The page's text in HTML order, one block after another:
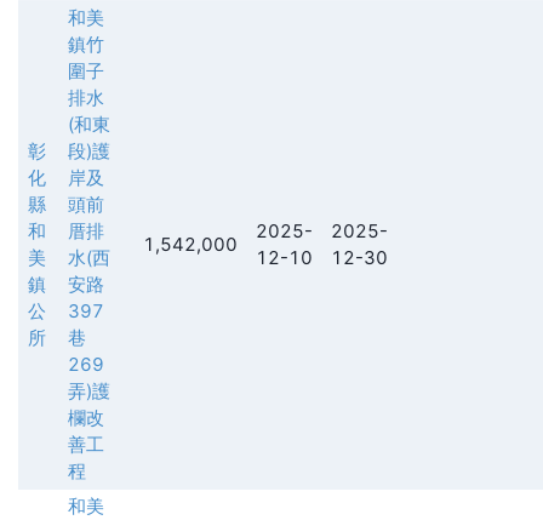
彰
化
縣
和
美
鎮
公
所
和美
鎮竹
圍子
排水
(和東
段)護
岸及
頭前
厝排
水(西
安路
397
巷
269
弄)護
欄改
善工
程
1,542,000
2025-
12-10
2025-
12-30
和美